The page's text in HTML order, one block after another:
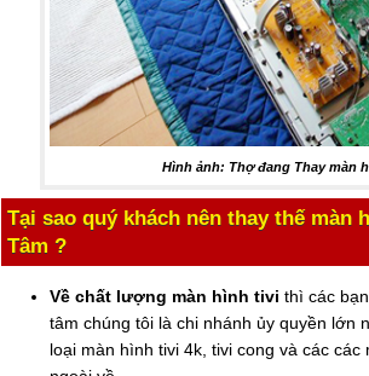
Hình ảnh: Thợ đang Thay màn
Tại sao quý khách nên thay thế
Tâm ?
Về chất lượng màn hình tivi thì các
tâm chúng tôi là chi nhánh ủy quyền lớn
loại màn hình tivi 4k, tivi cong và các